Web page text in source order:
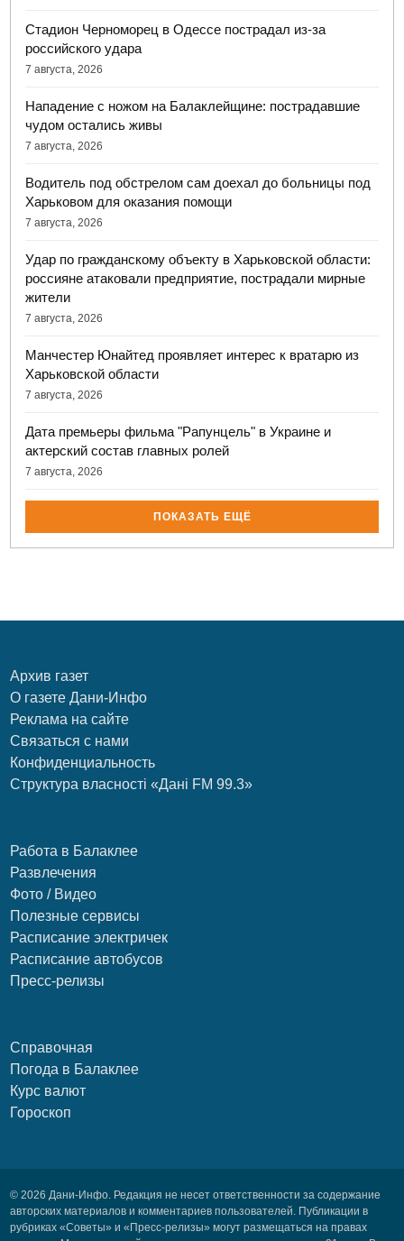
Стадион Черноморец в Одессе пострадал из-за
российского удара
7 августа, 2026
Нападение с ножом на Балаклейщине: пострадавшие
чудом остались живы
7 августа, 2026
Водитель под обстрелом сам доехал до больницы под
Харьковом для оказания помощи
7 августа, 2026
Удар по гражданскому объекту в Харьковской области:
россияне атаковали предприятие, пострадали мирные
жители
7 августа, 2026
Манчестер Юнайтед проявляет интерес к вратарю из
Харьковской области
7 августа, 2026
Дата премьеры фильма "Рапунцель" в Украине и
актерский состав главных ролей
7 августа, 2026
ПОКАЗАТЬ ЕЩЁ
Архив газет
О газете Дани-Инфо
Реклама на сайте
Связаться с нами
Конфиденциальность
Структура власності «Дані FM 99.3»
Работа в Балаклее
Развлечения
Фото / Видео
Полезные сервисы
Расписание электричек
Расписание автобусов
Пресс-релизы
Справочная
Погода в Балаклее
Курс валют
Гороскоп
© 2026 Дани-Инфо. Редакция не несет ответственности за содержание
авторских материалов и комментариев пользователей. Публикации в
рубриках «Советы» и «Пресс-релизы» могут размещаться на правах